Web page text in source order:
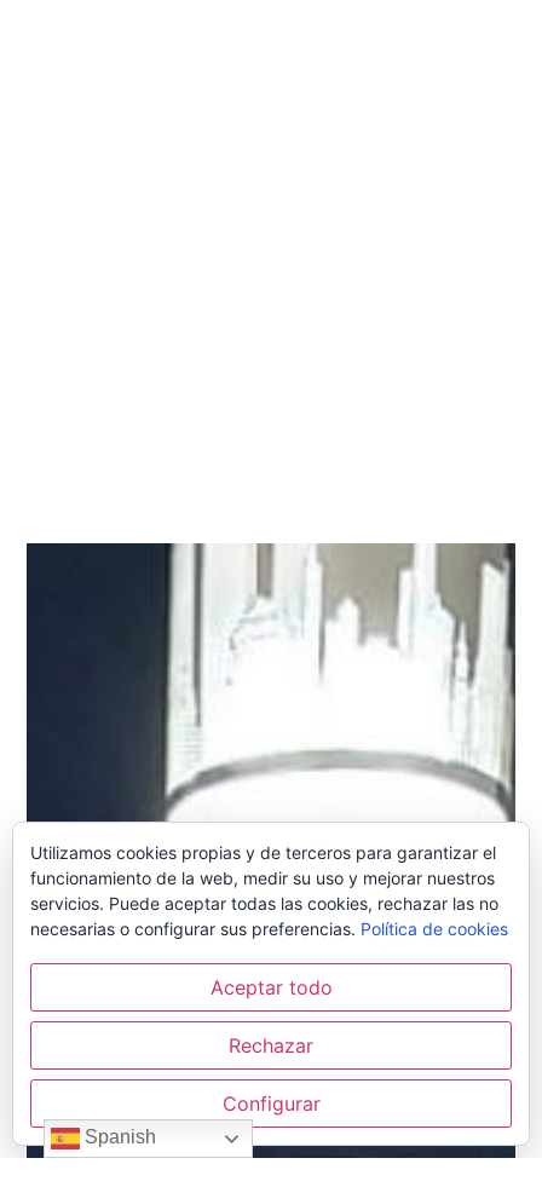
Spanish
Utilizamos cookies propias y de terceros para garantizar el
funcionamiento de la web, medir su uso y mejorar nuestros
servicios. Puede aceptar todas las cookies, rechazar las no
necesarias o configurar sus preferencias. Política de cookies
Aceptar todo
Rechazar
Configurar